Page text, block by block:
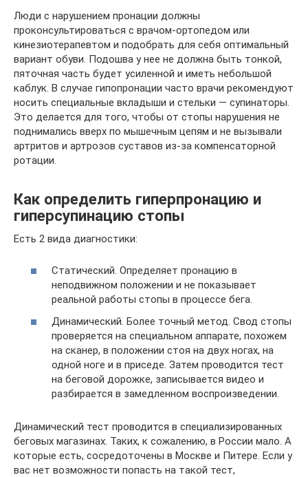
Люди с нарушением пронации должны
проконсультироваться с врачом-ортопедом или
кинезиотерапевтом и подобрать для себя оптимальный
вариант обуви. Подошва у нее не должна быть тонкой,
пяточная часть будет усиленной и иметь небольшой
каблук. В случае гипопронации часто врачи рекомендуют
носить специальные вкладыши и стельки — супинаторы.
Это делается для того, чтобы от стопы нарушения не
поднимались вверх по мышечным цепям и не вызывали
артритов и артрозов суставов из-за компенсаторной
ротации.
Как определить гиперпронацию и
гиперсупинацию стопы
Есть 2 вида диагностики:
Статический. Определяет пронацию в
неподвижном положении и не показывает
реальной работы стопы в процессе бега.
Динамический. Более точный метод. Свод стопы
проверяется на специальном аппарате, похожем
на сканер, в положении стоя на двух ногах, на
одной ноге и в приседе. Затем проводится тест
на беговой дорожке, записывается видео и
разбирается в замедленном воспроизведении.
Динамический тест проводится в специализированных
беговых магазинах. Таких, к сожалению, в России мало. А
которые есть, сосредоточены в Москве и Питере. Если у
вас нет возможности попасть на такой тест,